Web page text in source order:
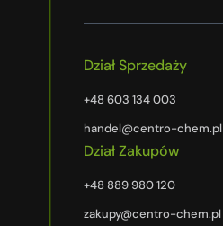
Dział Sprzedaży
+48 603 134 003
handel@centro-chem.pl
Dział Zakupów
+48 889 980 120
zakupy@centro-chem.pl